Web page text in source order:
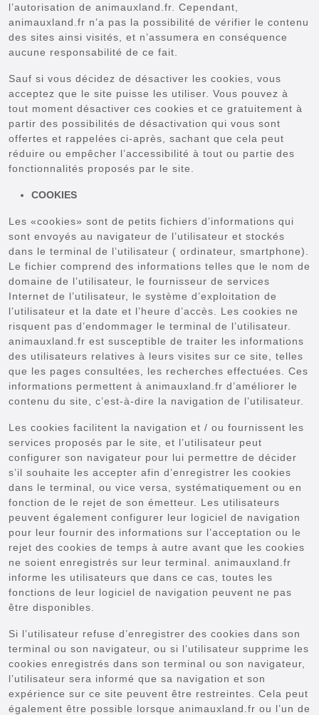
l’autorisation de animauxland.fr. Cependant,
animauxland.fr n’a pas la possibilité de vérifier le contenu
des sites ainsi visités, et n’assumera en conséquence
aucune responsabilité de ce fait.
Sauf si vous décidez de désactiver les cookies, vous
acceptez que le site puisse les utiliser. Vous pouvez à
tout moment désactiver ces cookies et ce gratuitement à
partir des possibilités de désactivation qui vous sont
offertes et rappelées ci-après, sachant que cela peut
réduire ou empêcher l’accessibilité à tout ou partie des
fonctionnalités proposés par le site.
COOKIES
Les «cookies» sont de petits fichiers d’informations qui
sont envoyés au navigateur de l’utilisateur et stockés
dans le terminal de l’utilisateur ( ordinateur, smartphone).
Le fichier comprend des informations telles que le nom de
domaine de l’utilisateur, le fournisseur de services
Internet de l’utilisateur, le système d’exploitation de
l’utilisateur et la date et l’heure d’accès. Les cookies ne
risquent pas d’endommager le terminal de l’utilisateur.
animauxland.fr est susceptible de traiter les informations
des utilisateurs relatives à leurs visites sur ce site, telles
que les pages consultées, les recherches effectuées. Ces
informations permettent à animauxland.fr d’améliorer le
contenu du site, c’est-à-dire la navigation de l’utilisateur.
Les cookies facilitent la navigation et / ou fournissent les
services proposés par le site, et l’utilisateur peut
configurer son navigateur pour lui permettre de décider
s’il souhaite les accepter afin d’enregistrer les cookies
dans le terminal, ou vice versa, systématiquement ou en
fonction de le rejet de son émetteur. Les utilisateurs
peuvent également configurer leur logiciel de navigation
pour leur fournir des informations sur l’acceptation ou le
rejet des cookies de temps à autre avant que les cookies
ne soient enregistrés sur leur terminal. animauxland.fr
informe les utilisateurs que dans ce cas, toutes les
fonctions de leur logiciel de navigation peuvent ne pas
être disponibles.
Si l’utilisateur refuse d’enregistrer des cookies dans son
terminal ou son navigateur, ou si l’utilisateur supprime les
cookies enregistrés dans son terminal ou son navigateur,
l’utilisateur sera informé que sa navigation et son
expérience sur ce site peuvent être restreintes. Cela peut
également être possible lorsque animauxland.fr ou l’un de